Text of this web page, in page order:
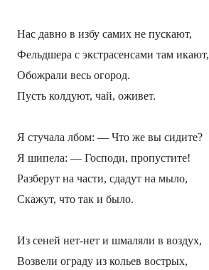
Нас давно в избу самих не пускают,
Фельдшера с экстрасенсами там икают,
Обожрали весь огород.
Пусть колдуют, чай, оживет.
Я стучала лбом: — Что же вы сидите?
Я шипела: — Господи, пропустите!
Разберут на части, сдадут на мыло,
Скажут, что так и было.
Из сеней нет-нет и шмаляли в воздух,
Возвели ограду из кольев вострых,